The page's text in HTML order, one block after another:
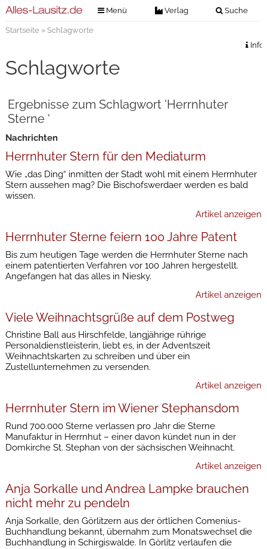
Menü Verlag Suche
Verlag
Kontakt
Anzeigenannahme
Digitale Ausgaben
Startseite» Schlagworte
Info
Schlagworte
Ergebnisse zum Schlagwort 'Herrnhuter
Sterne '
Nachrichten
Herrnhuter Stern für den Mediaturm
Wie „das Ding“ inmitten der Stadt wohl mit einem Herrnhuter
Stern aussehen mag? Die Bischofswerdaer werden es bald
wissen.
Artikel anzeigen
Herrnhuter Sterne feiern 100 Jahre Patent
Bis zum heutigen Tage werden die Herrnhuter Sterne nach
einem patentierten Verfahren vor 100 Jahren hergestellt.
Angefangen hat das alles in Niesky.
Artikel anzeigen
Viele Weihnachtsgrüße auf dem Postweg
Christine Ball aus Hirschfelde, langjährige rührige
Personaldienstleisterin, liebt es, in der Adventszeit
Weihnachtskarten zu schreiben und über ein
Zustellunternehmen zu versenden.
Artikel anzeigen
Herrnhuter Stern im Wiener Stephansdom
Rund 700.000 Sterne verlassen pro Jahr die Sterne
Manufaktur in Herrnhut – einer davon kündet nun in der
Domkirche St. Stephan von der sächsischen Weihnacht.
Artikel anzeigen
Anja Sorkalle und Andrea Lampke brauchen
nicht mehr zu pendeln
Anja Sorkalle, den Görlitzern aus der örtlichen Comenius-
Buchhandlung bekannt, übernahm zum Monatswechsel die
Buchhandlung in Schirgiswalde. In Görlitz verlaufen die